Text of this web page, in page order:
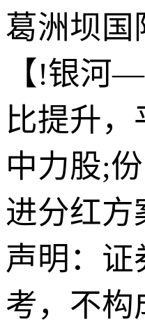
葛洲坝国
【!银河
比提升
中力股;
进分红方
声明：
考，不构